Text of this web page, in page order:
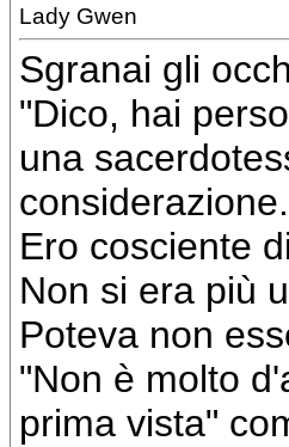
Lady Gwen
Sgranai gli
"Dico, hai
una
considerazione.
Ero cosciente
Non si era più
Poteva non
"Non è molto
prima vista"